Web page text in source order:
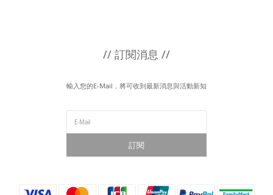
// 訂閱消息 //
輸入您的E-Mail，將可收到最新消息與活動新知
訂閱